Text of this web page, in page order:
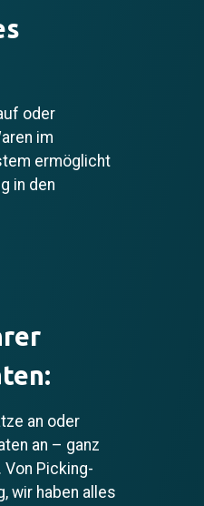
oder
im
ermöglicht
in den
an oder
an – ganz
Von Picking-
wir haben alles